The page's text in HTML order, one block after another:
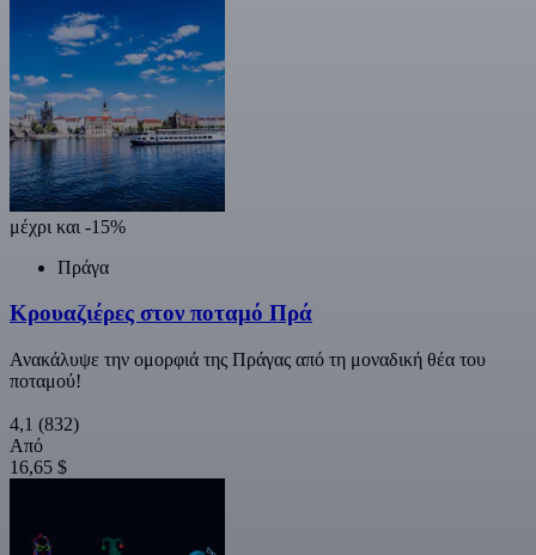
μέχρι και -15%
Πράγα
Κρουαζιέρες στον ποταμό Πρά
Ανακάλυψε την ομορφιά της Πράγας από τη μοναδική θέα του
ποταμού!
4,1 (832)
Από
16,65 $